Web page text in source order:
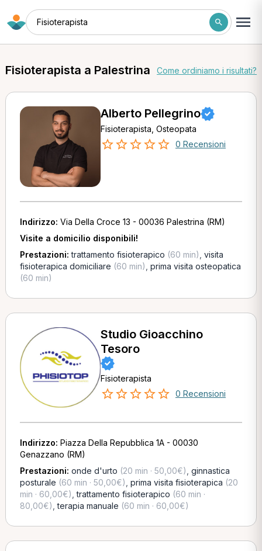
Fisioterapista
Fisioterapista a Palestrina Come ordiniamo i risultati?
Alberto Pellegrino
Fisioterapista, Osteopata
0 Recensioni
Indirizzo: Via Della Croce 13 - 00036 Palestrina (RM)
Visite a domicilio disponibili!
Prestazioni:trattamento fisioterapico (60 min) visita
fisioterapica domiciliare (60 min) prima visita osteopatica
(60 min)
Studio Gioacchino
Tesoro
Fisioterapista
0 Recensioni
Indirizzo: Piazza Della Repubblica 1A - 00030
Genazzano (RM)
Prestazioni: onde d'urto (20 min · 50,00€) ginnastica
posturale (60 min · 50,00€) prima visita fisioterapica (20
min · 60,00€) ,trattamento fisioterapico (60 min ·
80,00€) ,terapia manuale (60 min · 60,00€)